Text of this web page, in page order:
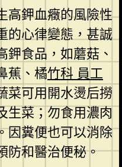
高鉀血癥的風險性
的心律變態，甚誠
鉀食品，如蘑菇、
蕉、橘竹科 員工
菜可用開水燙后撈
生菜；勿食用濃肉
因糞便也可以消除
防和醫治便秘。